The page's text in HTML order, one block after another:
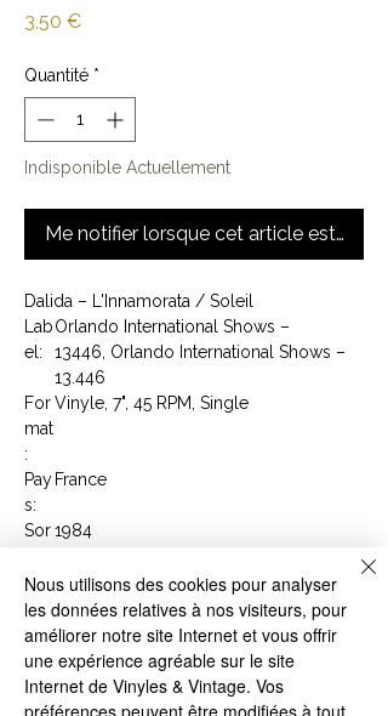
3,50 €Prix
Quantité *
Indisponible Actuellement
Me notifier lorsque cet article est
Dalida – L'Innamorata / Soleil
Lab
el:
Orlando International Shows –
13446, Orlando International Shows –
13.446
For
mat
:
Vinyle, 7", 45 RPM, Single
Pay
s:
France
Sor1984
Ge
nre:
Pop
Styl
e:
Chanson
Tracklist
Face A
L'Innamorata3:40
Nous utilisons des cookies pour analyser
les données relatives à nos visiteurs, pour
améliorer notre site Internet et vous offrir
une expérience agréable sur le site
Internet de Vinyles & Vintage. Vos
préférences peuvent être modifiées à tout